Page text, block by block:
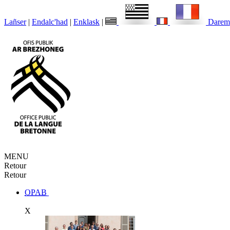
Lañser | Endalc'had | Enklask |
MENU
Retour
Retour
OPAB
X